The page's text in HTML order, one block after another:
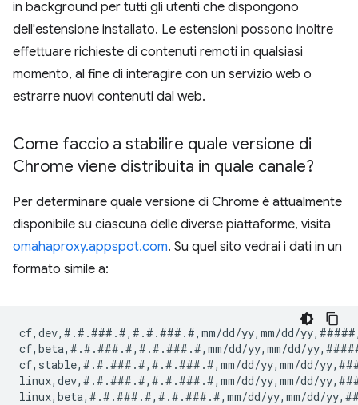
in background per tutti gli utenti che dispongono
dell'estensione installato. Le estensioni possono inoltre
effettuare richieste di contenuti remoti in qualsiasi
momento, al fine di interagire con un servizio web o
estrarre nuovi contenuti dal web.
Come faccio a stabilire quale versione di
Chrome viene distribuita in quale canale?
Per determinare quale versione di Chrome è attualmente
disponibile su ciascuna delle diverse piattaforme, visita
omahaproxy.appspot.com. Su quel sito vedrai i dati in un
formato simile a:
cf,dev,#.#.###.#,#.#.###.#,mm/dd/yy,mm/dd/
cf,beta,#.#.###.#,#.#.###.#,mm/dd/yy,mm/dd/
cf,stable,#.#.###.#,#.#.###.#,mm/dd/yy,mm/dd/
linux,dev,#.#.###.#,#.#.###.#,mm/dd/yy,mm/dd/
linux,beta,#.#.###.#,#.#.###.#,mm/dd/yy,mm/dd/